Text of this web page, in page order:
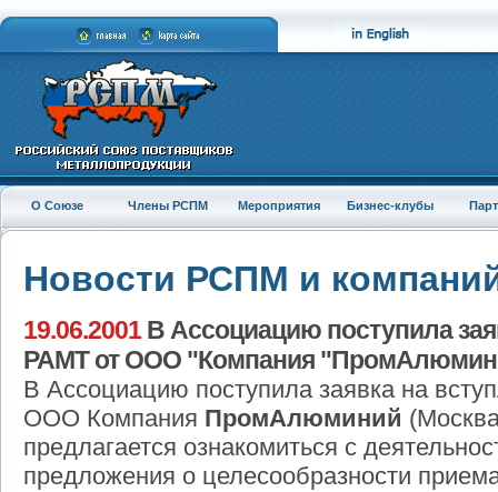
О Союзе Члены РСПМ Мероприятия Бизнес-клубы
Новости РСПМ и
19.06.2001В Ассоциацию поступила
РАМТ от ООО "Компания
В Ассоциацию поступила заявка на
ООО Компания ПромАлюминий
предлагается ознакомиться с
предложения о целесообразности